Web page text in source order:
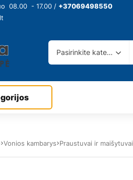
08.00 - 17.00 / +37069498550
Pasirinkite kategoriją
Vonios kambarys Praustuvai ir maišytuvai